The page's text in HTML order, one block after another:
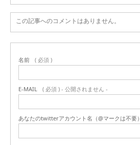
この記事へのコメントはありません。
名前 ( 必須 )
E-MAIL ( 必須 ) - 公開されません -
あなたのtwitterアカウント名（@マークは不要）